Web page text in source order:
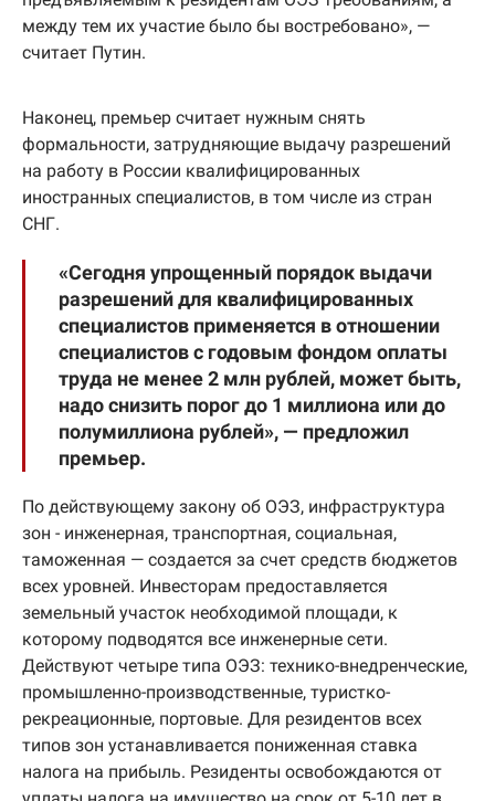
между тем их участие было бы востребовано», —
считает Путин.
Наконец, премьер считает нужным снять
формальности, затрудняющие выдачу разрешений
на работу в России квалифицированных
иностранных специалистов, в том числе из стран
СНГ.
«Сегодня упрощенный порядок выдачи
разрешений для квалифицированных
специалистов применяется в отношении
специалистов с годовым фондом оплаты
труда не менее 2 млн рублей, может быть,
надо снизить порог до 1 миллиона или до
полумиллиона рублей», — предложил
премьер.
По действующему закону об ОЭЗ, инфраструктура
зон - инженерная, транспортная, социальная,
таможенная — создается за счет средств бюджетов
всех уровней. Инвесторам предоставляется
земельный участок необходимой площади, к
которому подводятся все инженерные сети.
Действуют четыре типа ОЭЗ: технико-внедренческие,
промышленно-производственные, туристко-
рекреационные, портовые. Для резидентов всех
типов зон устанавливается пониженная ставка
налога на прибыль. Резиденты освобождаются от